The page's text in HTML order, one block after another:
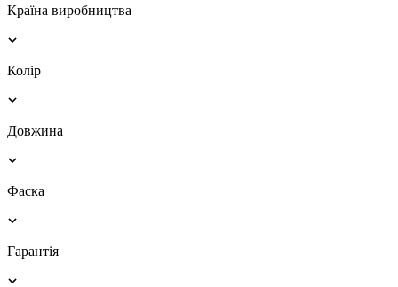
Країна виробництва
Колір
Довжина
Фаска
Гарантія